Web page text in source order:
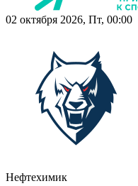
02 октября 2026, Пт, 00:00
Нефтехимик